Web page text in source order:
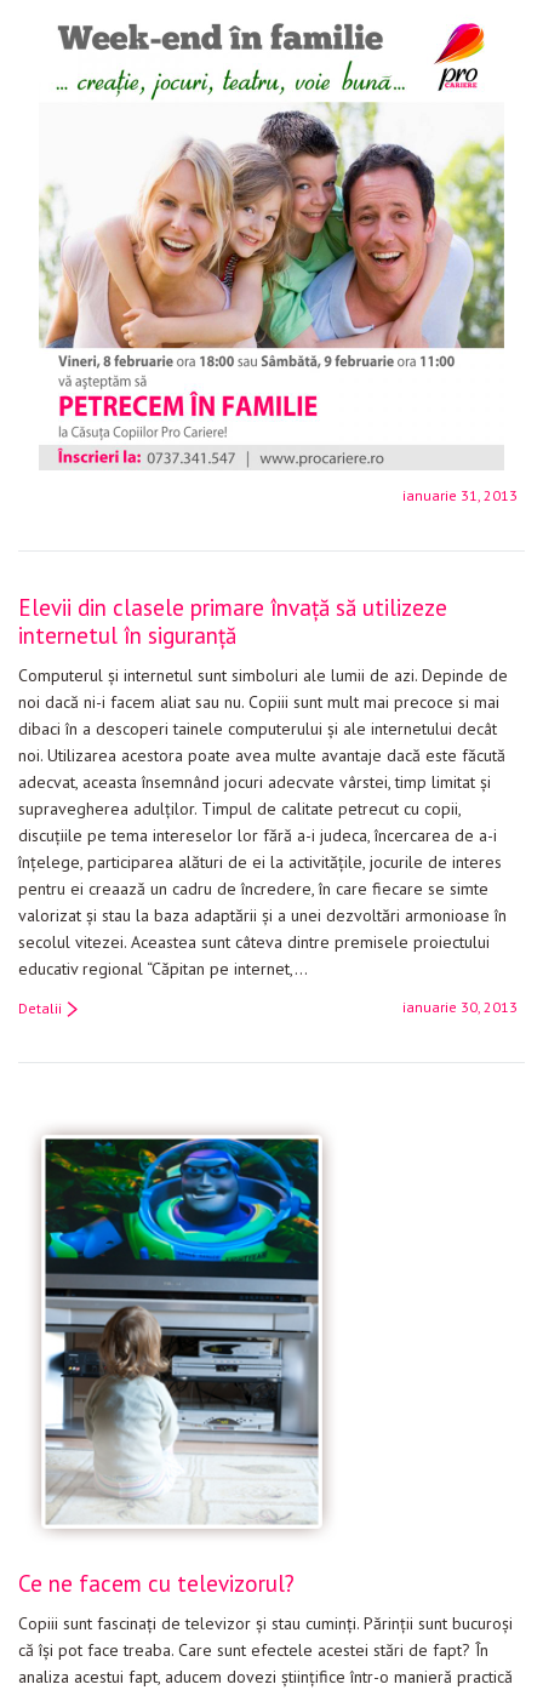
ianuarie 31, 2013
Elevii din clasele primare învață să utilizeze
internetul în siguranță
Computerul şi internetul sunt simboluri ale lumii de azi. Depinde de
noi dacă ni-i facem aliat sau nu. Copiii sunt mult mai precoce si mai
dibaci în a descoperi tainele computerului şi ale internetului decât
noi. Utilizarea acestora poate avea multe avantaje dacă este făcută
adecvat, aceasta însemnând jocuri adecvate vârstei, timp limitat şi
supravegherea adulţilor. Timpul de calitate petrecut cu copii,
discuţiile pe tema intereselor lor fără a-i judeca, încercarea de a-i
înţelege, participarea alături de ei la activităţile, jocurile de interes
pentru ei creaază un cadru de încredere, în care fiecare se simte
valorizat şi stau la baza adaptării şi a unei dezvoltări armonioase în
secolul vitezei. Aceastea sunt câteva dintre premisele proiectului
educativ regional “Căpitan pe internet,…
ianuarie 30, 2013
Detalii
Ce ne facem cu televizorul?
Copiii sunt fascinaţi de televizor şi stau cuminţi. Părinţii sunt bucuroşi
că îşi pot face treaba. Care sunt efectele acestei stări de fapt? În
analiza acestui fapt, aducem dovezi ştiinţifice într-o manieră practică